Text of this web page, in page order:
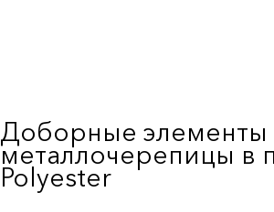
Доборные элементы
металлочерепицы в
Polyester